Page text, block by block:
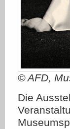
© AFD,
Die